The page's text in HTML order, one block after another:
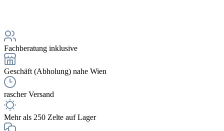
Fachberatung inklusive
Geschäft (Abholung) nahe Wien
rascher Versand
Mehr als 250 Zelte auf Lager